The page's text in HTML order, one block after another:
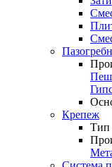
Крепеж
Тип